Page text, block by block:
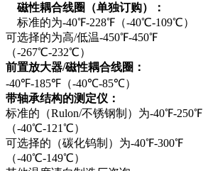
磁性耦合线圈（单独订购）：
标准的为-40℉-228℉ （-40℃-109℃）
可选择的为高/低温-450℉-450℉
（-267℃-232℃）
前置放大器/磁性耦合线圈：
-40℉-185℉ （-40℃-85℃）
带轴承结构的测定仪：
标准的（Rulon/不锈钢制）为-40℉-250℉
（-40℃-121℃）
可选择的（碳化钨制）为-40℉-300℉
（-40℃-149℃）